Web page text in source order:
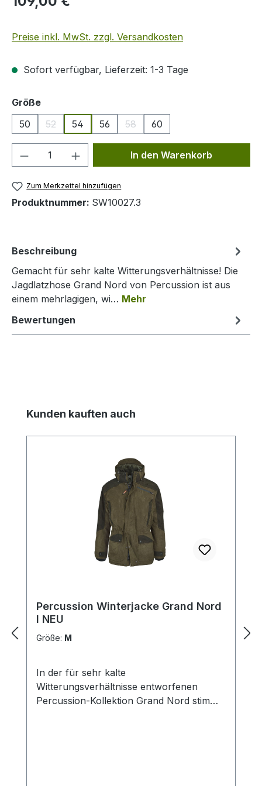
Preise inkl. MwSt. zzgl. Versandkosten
Sofort verfügbar, Lieferzeit: 1-3 Tage
Größeauswählen
50
52
(Diese Option ist zurzeit nicht verfügbar.)
54 56 58
(Diese Option ist zurzeit nicht
60
Produkt Anzahl: Gib denIn den Warenkorb
Zum Merkzettel hinzufügen
Produktnummer: SW10027.3
Beschreibung
Gemacht für sehr kalte Witterungsverhältnisse! Die
Jagdlatzhose Grand Nord von Percussion ist aus
einem mehrlagigen, wi… Mehr
Bewertungen
Produktgalerie überspringen
Kunden kauften auch
Percussion Winterjacke Grand Nord
I NEU
Größe: M
In der für sehr kalte
Witterungsverhältnisse entworfenen
Percussion-Kollektion Grand Nord stimmt